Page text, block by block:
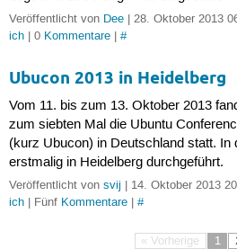
Veröffentlicht von Dee| 28. Oktober 2013
ich| 0 Kommentare| #
Ubucon 2013 in Heidelberg
Vom 11. bis zum 13. Oktober 2013
zum siebten Mal die Ubuntu
(kurz Ubucon) in Deutschland statt. In
erstmalig in Heidelberg durchgeführt.
Veröffentlicht von svij | 14. Oktober 2013
ich| Fünf Kommentare| #
« Vorherige 1